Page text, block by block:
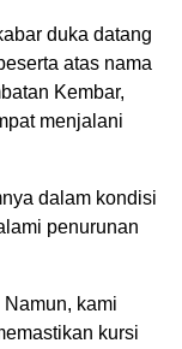
duka datang
atas nama
Kembar,
menjalani
dalam kondisi
penurunan
kami
kursi